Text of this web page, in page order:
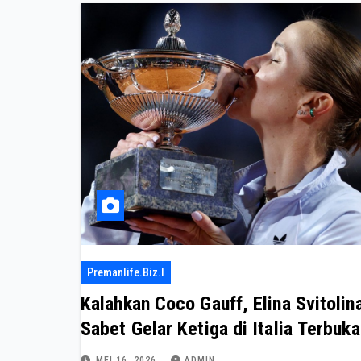
Premanlife.biz.i
Kalahkan Coco Gauff, Elina
Sabet Gelar Ketiga di Italia Terbuka